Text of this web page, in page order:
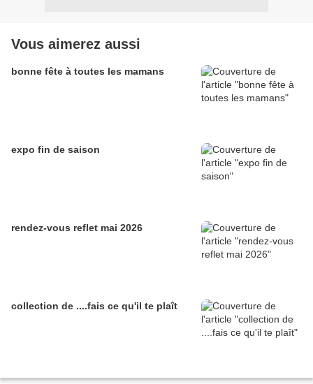
Vous aimerez aussi
bonne fête à toutes les mamans
expo fin de saison
rendez-vous reflet mai 2026
collection de ....fais ce qu'il te plaît